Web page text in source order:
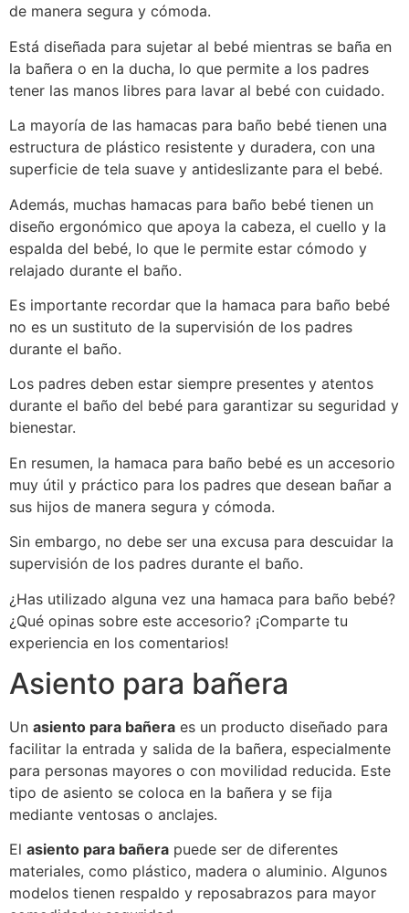
de manera segura y cómoda.
Está diseñada para sujetar al bebé mientras se baña en
la bañera o en la ducha, lo que permite a los padres
tener las manos libres para lavar al bebé con cuidado.
La mayoría de las hamacas para baño bebé tienen una
estructura de plástico resistente y duradera, con una
superficie de tela suave y antideslizante para el bebé.
Además, muchas hamacas para baño bebé tienen un
diseño ergonómico que apoya la cabeza, el cuello y la
espalda del bebé, lo que le permite estar cómodo y
relajado durante el baño.
Es importante recordar que la hamaca para baño bebé
no es un sustituto de la supervisión de los padres
durante el baño.
Los padres deben estar siempre presentes y atentos
durante el baño del bebé para garantizar su seguridad y
bienestar.
En resumen, la hamaca para baño bebé es un accesorio
muy útil y práctico para los padres que desean bañar a
sus hijos de manera segura y cómoda.
Sin embargo, no debe ser una excusa para descuidar la
supervisión de los padres durante el baño.
¿Has utilizado alguna vez una hamaca para baño bebé?
¿Qué opinas sobre este accesorio? ¡Comparte tu
experiencia en los comentarios!
Asiento para bañera
Un asiento para bañera es un producto diseñado para
facilitar la entrada y salida de la bañera, especialmente
para personas mayores o con movilidad reducida. Este
tipo de asiento se coloca en la bañera y se fija
mediante ventosas o anclajes.
El asiento para bañera puede ser de diferentes
materiales, como plástico, madera o aluminio. Algunos
modelos tienen respaldo y reposabrazos para mayor